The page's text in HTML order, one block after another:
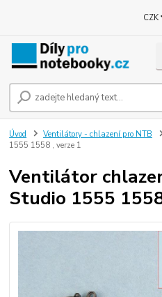
CZK
Úvod Ventilátory - chlazení pro NTB
1555 1558 , verze 1
Ventilátor
Studio 1555